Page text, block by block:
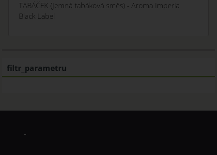
TABÁČEK (Jemná tabáková směs) - Aroma Imperia
Black Label
filtr_parametru